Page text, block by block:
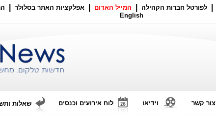
לפורטל חברות הקהילה המייל האדום אפלקציות האתר בסלולר
English
צור קשר וידיאו לוח אירועים וכנסים שאלות